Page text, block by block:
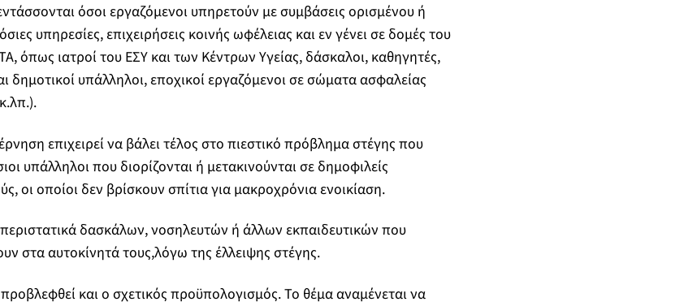
όσοι εργαζόμενοι υπηρετούν με συμβάσεις ορισμένου ή
υπηρεσίες, επιχειρήσεις κοινής ωφέλειας και εν γένει σε δομές του
όπως ιατροί του ΕΣΥ και των Κέντρων Υγείας, δάσκαλοι, καθηγητές,
δημοτικοί υπάλληλοι, εποχικοί εργαζόμενοι σε σώματα ασφαλείας
επιχειρεί να βάλει τέλος στο πιεστικό πρόβλημα στέγης που
υπάλληλοι που διορίζονται ή μετακινούνται σε δημοφιλείς
οι οποίοι δεν βρίσκουν σπίτια για μακροχρόνια ενοικίαση.
περιστατικά δασκάλων, νοσηλευτών ή άλλων εκπαιδευτικών που
στα αυτοκίνητά τους,λόγω της έλλειψης στέγης.
και ο σχετικός προϋπολογισμός. Το θέμα αναμένεται να